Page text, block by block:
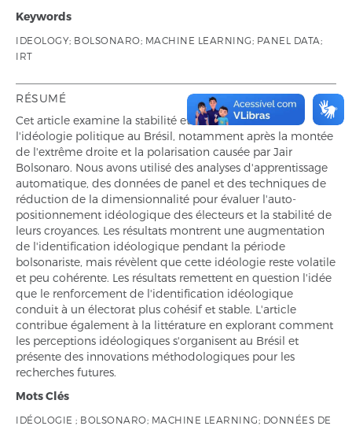
Keywords
IDEOLOGY; BOLSONARO; MACHINE LEARNING; PANEL DATA;
IRT
RÉSUMÉ
Cet article examine la stabilité et la cohérence de
l'idéologie politique au Brésil, notamment après la montée
de l'extrême droite et la polarisation causée par Jair
Bolsonaro. Nous avons utilisé des analyses d'apprentissage
automatique, des données de panel et des techniques de
réduction de la dimensionnalité pour évaluer l'auto-
positionnement idéologique des électeurs et la stabilité de
leurs croyances. Les résultats montrent une augmentation
de l'identification idéologique pendant la période
bolsonariste, mais révèlent que cette idéologie reste volatile
et peu cohérente. Les résultats remettent en question l'idée
que le renforcement de l'identification idéologique
conduit à un électorat plus cohésif et stable. L'article
contribue également à la littérature en explorant comment
les perceptions idéologiques s'organisent au Brésil et
présente des innovations méthodologiques pour les
recherches futures.
Mots Clés
IDÉOLOGIE ; BOLSONARO; MACHINE LEARNING; DONNÉES DE